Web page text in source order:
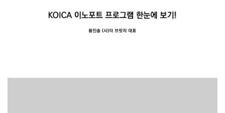
[2020] 코이카 / 인터뷰 영상 제작 (이노포트 프로그..